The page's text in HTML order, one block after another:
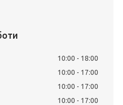
10:00
18:00
10:00
17:00
10:00
17:00
10:00
17:00